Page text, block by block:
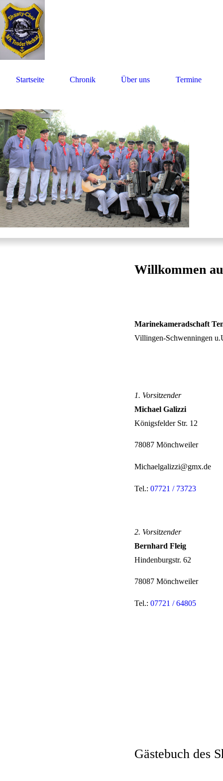
Startseite Chronik Über uns Termine
Datenschutz
Willkommen
Marinekameradschaft
Villingen-Schwenningen
1. Vorsitzender
Michael Galizzi
Königsfelder Str. 12
78087 Mönchweiler
Michaelgalizzi@gmx.de
Tel.: 07721 / 73723
2. Vorsitzender
Bernhard Fleig
Hindenburgstr. 62
78087 Mönchweiler
Tel.: 07721 / 64805
Gästebuch des